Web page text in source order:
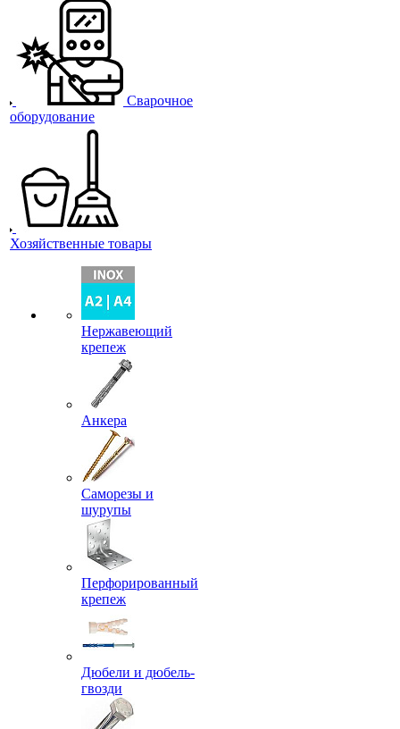
Сварочное
оборудование
Хозяйственные товары
Нержавеющий
крепеж
Анкера
Саморезы и
шурупы
Перфорированный
крепеж
Дюбели и дюбель-
гвозди